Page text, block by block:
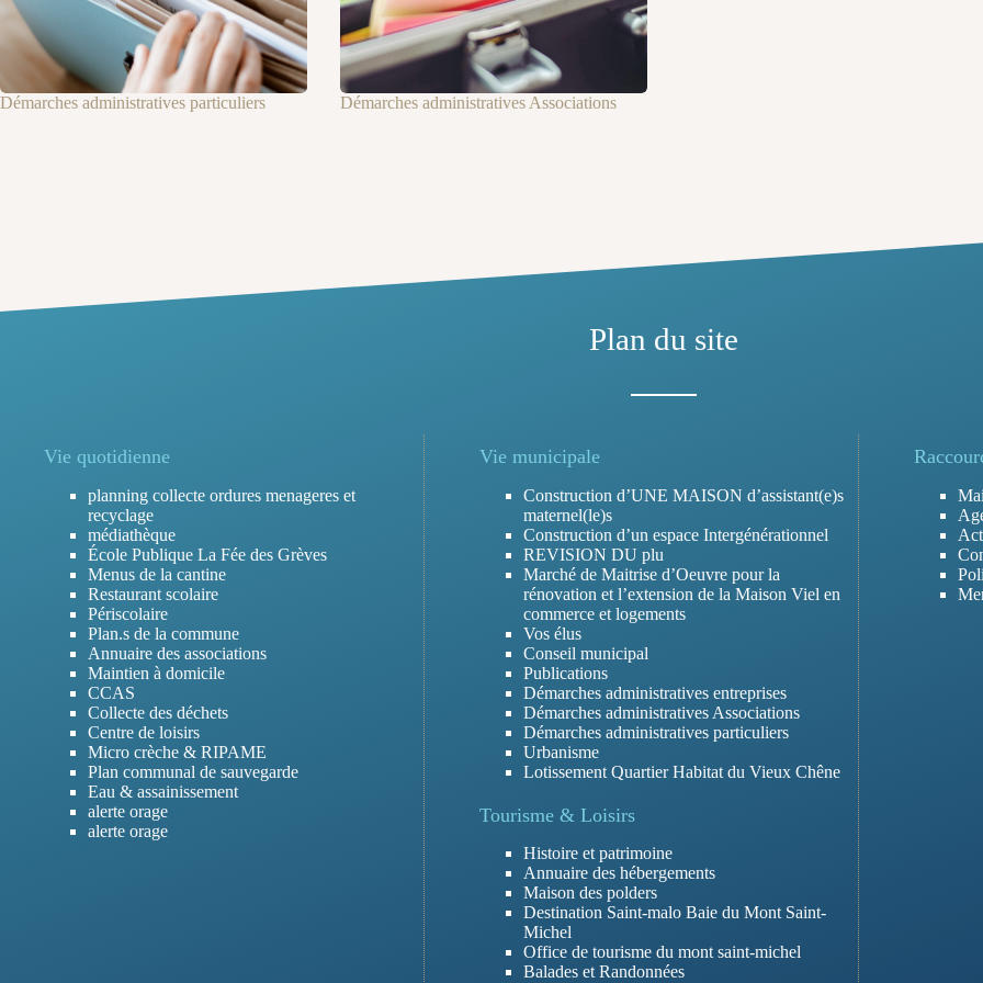
Démarches administratives particuliers Démarches administratives Associations
Plan du site
Vie quotidienne
planning collecte ordures menageres et
recyclage
médiathèque
École Publique La Fée des Grèves
Menus de la cantine
Restaurant scolaire
Périscolaire
Plan.s de la commune
Annuaire des associations
Maintien à domicile
CCAS
Collecte des déchets
Centre de loisirs
Micro crèche & RIPAME
Plan communal de sauvegarde
Eau & assainissement
alerte orage
alerte orage
Vie municipale
Construction d’UNE MAISON d’assistant(e)s
maternel(le)s
Construction d’un espace Intergénérationnel
REVISION DU plu
Marché de Maitrise d’Oeuvre pour la
rénovation et l’extension de la Maison Viel en
commerce et logements
Vos élus
Conseil municipal
Publications
Démarches administratives entreprises
Démarches administratives Associations
Démarches administratives particuliers
Urbanisme
Lotissement Quartier Habitat du Vieux Chêne
Tourisme & Loisirs
Histoire et patrimoine
Annuaire des hébergements
Maison des polders
Destination Saint-malo Baie du Mont Saint-
Michel
Office de tourisme du mont saint-michel
Balades et Randonnées